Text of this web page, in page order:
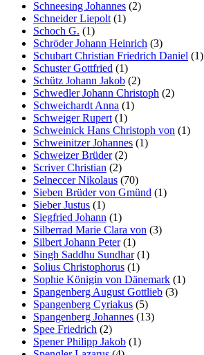
Schneesing Johannes (2)
Schneider Liepolt (1)
Schoch G. (1)
Schröder Johann Heinrich (3)
Schubart Christian Friedrich Daniel (1)
Schuster Gottfried (1)
Schütz Johann Jakob (2)
Schwedler Johann Christoph (2)
Schweichardt Anna (1)
Schweiger Rupert (1)
Schweinick Hans Christoph von (1)
Schweinitzer Johannes (1)
Schweizer Brüder(2)
Scriver Christian (2)
Selneccer Nikolaus (70)
Sieben Brüder von Gmünd (1)
Sieber Justus (1)
Siegfried Johann (1)
Silberrad Marie Clara von (3)
Silbert Johann Peter(1)
Singh Saddhu Sundhar(1)
Solius Christophorus (1)
Sophie Königin von Dänemark (1)
Spangenberg August Gottlieb (3)
Spangenberg Cyriakus (5)
Spangenberg Johannes (13)
Spee Friedrich (2)
Spener Philipp Jakob (1)